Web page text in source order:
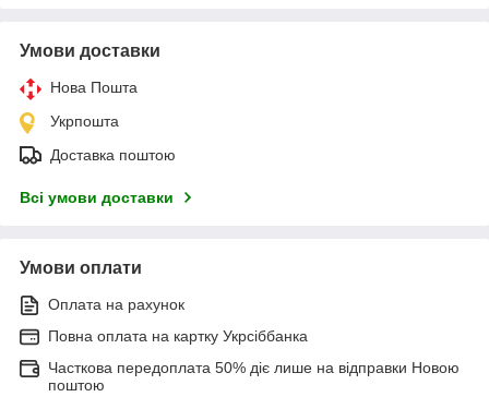
Умови доставки
Нова Пошта
Укрпошта
Доставка поштою
Всі умови доставки
Умови оплати
Оплата на рахунок
Повна оплата на картку Укрсіббанка
Часткова передоплата 50% діє лише на відправки Новою
поштою